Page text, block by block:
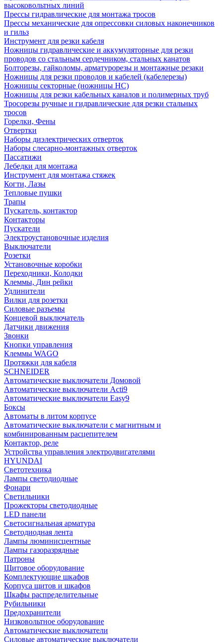
высоковольтных линий
Прессы гидравлические для монтажа тросов
Прессы механические для опрессовки силовых наконечников
и гильз
Инструмент для резки кабеля
Ножницы гидравлические и аккумуляторные для резки
проводов со стальным сердечником, стальных канатов
Болторезы, гайколомы, арматурорезы и монтажные резаки
Ножницы для резки проводов и кабелей (кабелерезы)
Ножницы секторные (ножницы НС)
Ножницы для резки кабельных каналов и полимерных труб
Тросорезы ручные и гидравлические для резки стальных
тросов
Горелки, Фены
Отвертки
Наборы диэлектрических отверток
Наборы слесарно-монтажных отверток
Пассатижи
Лебедки для монтажа
Инструмент для монтажа стяжек
Когти, Лазы
Тепловые пушки
Трапы
Пускатель, контактор
Контакторы
Пускатели
Электроустановочные изделия
Выключатели
Розетки
Установочные коробки
Переходники, Колодки
Клеммы, Дин рейки
Удлинители
Вилки для розетки
Силовые разъемы
Концевой выключатель
Датчики движения
Звонки
Кнопки управления
Клеммы WAGO
Протяжки для кабеля
SCHNEIDER
Автоматические выключатели Домовой
Автоматические выключатели Acti9
Автоматические выключатели Easy9
Боксы
Автоматы в литом корпусе
Автоматические выключатели с магнитным и
комбинированным расцепителем
Контактор, реле
Устройства управления электродвигателями
HYUNDAI
Светотехника
Лампы светодиодные
Фонари
Светильники
Прожекторы светодиодные
LED панели
Светосигнальная арматура
Светодиодная лента
Лампы люминисцентные
Лампы газоразрядные
Патроны
Щитовое оборудование
Комплектующие шкафов
Корпуса щитов и шкафов
Шкафы распределительные
Рубильники
Предохранители
Низковольтное оборудование
Автоматические выключатели
Силовые автоматические выключатели